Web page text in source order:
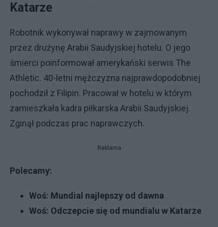
Katarze
Robotnik wykonywał naprawy w zajmowanym
przez drużynę Arabii Saudyjskiej hotelu. O jego
śmierci poinformował amerykański serwis The
Athletic. 40-letni mężczyzna najprawdopodobniej
pochodził z Filipin. Pracował w hotelu w którym
zamieszkała kadra piłkarska Arabii Saudyjskiej.
Zginął podczas prac naprawczych.
Reklama
Polecamy:
Woś: Mundial najlepszy od dawna
Woś: Odczepcie się od mundialu w Katarze